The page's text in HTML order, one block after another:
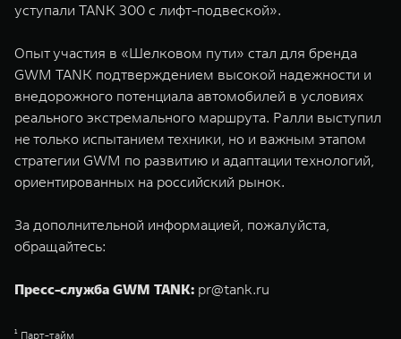
уступали TANK 300 с лифт-подвеской».
Опыт участия в «Шелковом пути» стал для бренда
GWM TANK подтверждением высокой надежности и
внедорожного потенциала автомобилей в условиях
реального экстремального маршрута. Ралли выступил
не только испытанием техники, но и важным этапом
стратегии GWM по развитию и адаптации технологий,
ориентированных на российский рынок.
За дополнительной информацией, пожалуйста,
обращайтесь:
Пресс-служба GWM TANK: pr@tank.ru
¹ Парт-тайм